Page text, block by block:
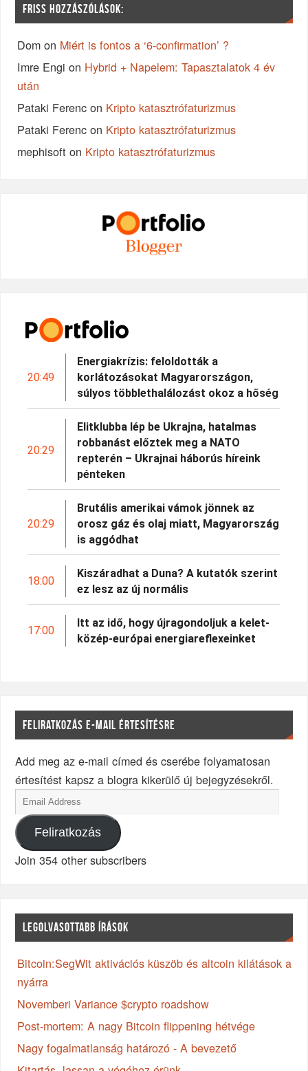
FRISS HOZZÁSZÓLÁSOK:
Dom on Miért is fontos a ‘6-confirmation’ ?
Imre Engi on Hybrid + Napelem: Tapasztalatok 4 év
után
Pataki Ferenc on Kripto katasztrófaturizmus
Pataki Ferenc on Kripto katasztrófaturizmus
mephisoft on Kripto katasztrófaturizmus
20:49
Energiakrízis: feloldották a
korlátozásokat Magyarországon,
súlyos többlethalálozást okoz a hőség
20:29
Elitklubba lép be Ukrajna, hatalmas
robbanást előztek meg a NATO
repterén – Ukrajnai háborús híreink
pénteken
20:29
Brutális amerikai vámok jönnek az
orosz gáz és olaj miatt, Magyarország
is aggódhat
18:00
Kiszáradhat a Duna? A kutatók szerint
ez lesz az új normális
17:00
Itt az idő, hogy újragondoljuk a kelet-
közép-európai energiareflexeinket
FELIRATKOZÁS E-MAIL ÉRTESÍTÉSRE
Add meg az e-mail címed és cserébe folyamatosan
értesítést kapsz a blogra kikerülő új bejegyzésekről.
Feliratkozás
Join 354 other subscribers
LEGOLVASOTTABB ÍRÁSOK
Bitcoin:SegWit aktivációs küszöb és altcoin kilátások a
nyárra
Novemberi Variance $crypto roadshow
Post-mortem: A nagy Bitcoin flippening hétvége
Nagy fogalmatlanság határozó - A bevezető